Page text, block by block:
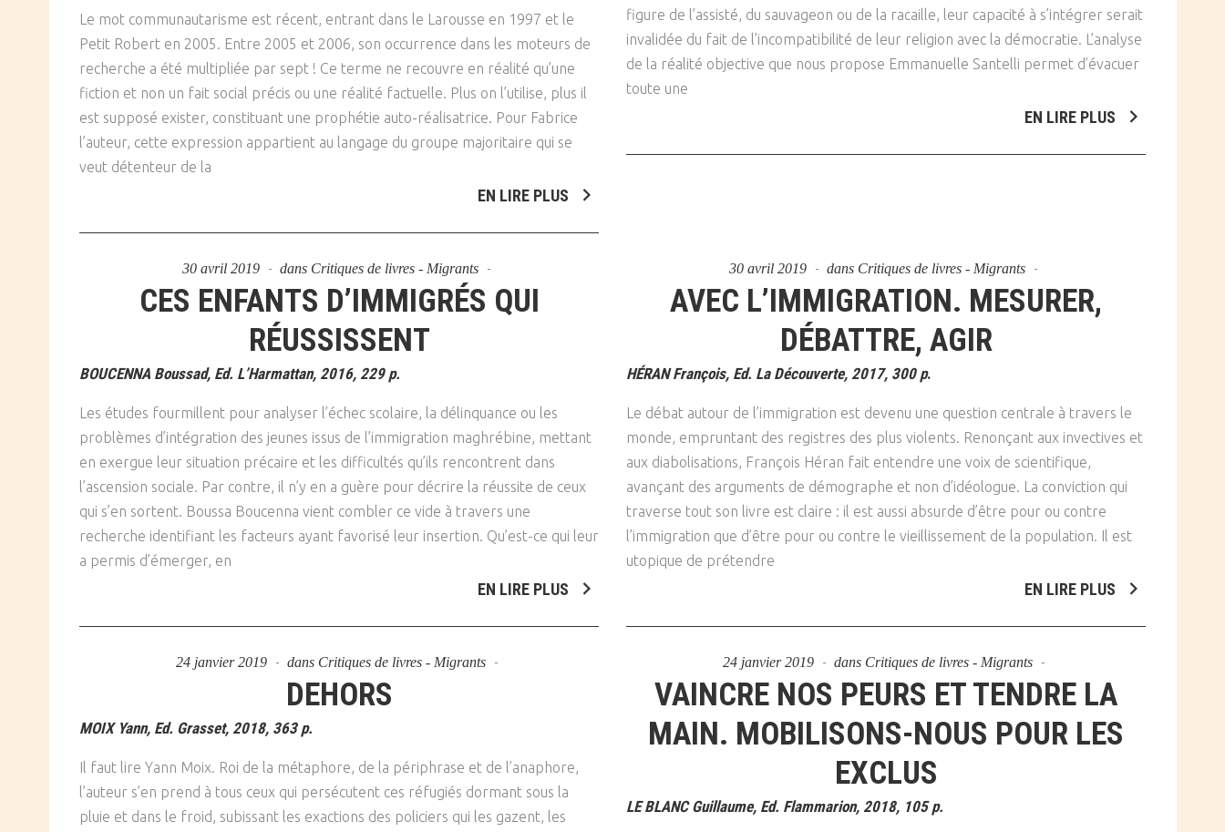
Le mot communautarisme est récent, entrant dans le Larousse en 1997 et le
Petit Robert en 2005. Entre 2005 et 2006, son occurrence dans les moteurs de
recherche a été multipliée par sept ! Ce terme ne recouvre en réalité qu’une
fiction et non un fait social précis ou une réalité factuelle. Plus on l’utilise, plus il
est supposé exister, constituant une prophétie auto-réalisatrice. Pour Fabrice
l’auteur, cette expression appartient au langage du groupe majoritaire qui se
veut détenteur de la
EN LIRE PLUS
figure de l’assisté, du sauvageon ou de la racaille, leur capacité à s’intégrer serait
invalidée du fait de l’incompatibilité de leur religion avec la démocratie. L’analyse
de la réalité objective que nous propose Emmanuelle Santelli permet d’évacuer
toute une
EN LIRE PLUS
30 avril 2019 dans Critiques de livres - Migrants
CES ENFANTS D’IMMIGRÉS QUI
RÉUSSISSENT
BOUCENNA Boussad, Ed. L’Harmattan, 2016, 229 p.
Les études fourmillent pour analyser l’échec scolaire, la délinquance ou les
problèmes d’intégration des jeunes issus de l’immigration maghrébine, mettant
en exergue leur situation précaire et les difficultés qu’ils rencontrent dans
l’ascension sociale. Par contre, il n’y en a guère pour décrire la réussite de ceux
qui s’en sortent. Boussa Boucenna vient combler ce vide à travers une
recherche identifiant les facteurs ayant favorisé leur insertion. Qu’est-ce qui leur
a permis d’émerger, en
EN LIRE PLUS
30 avril 2019 dans Critiques de livres - Migrants
AVEC L’IMMIGRATION. MESURER,
DÉBATTRE, AGIR
HÉRAN François, Ed. La Découverte, 2017, 300 p.
Le débat autour de l’immigration est devenu une question centrale à travers le
monde, empruntant des registres des plus violents. Renonçant aux invectives et
aux diabolisations, François Héran fait entendre une voix de scientifique,
avançant des arguments de démographe et non d’idéologue. La conviction qui
traverse tout son livre est claire : il est aussi absurde d’être pour ou contre
l’immigration que d’être pour ou contre le vieillissement de la population. Il est
utopique de prétendre
EN LIRE PLUS
24 janvier 2019 dans Critiques de livres - Migrants
DEHORS
MOIX Yann, Ed. Grasset, 2018, 363 p.
Il faut lire Yann Moix. Roi de la métaphore, de la périphrase et de l’anaphore,
l’auteur s’en prend à tous ceux qui persécutent ces réfugiés dormant sous la
pluie et dans le froid, subissant les exactions des policiers qui les gazent, les
24 janvier 2019 dans Critiques de livres - Migrants
VAINCRE NOS PEURS ET TENDRE LA
MAIN. MOBILISONS-NOUS POUR LES
EXCLUS
LE BLANC Guillaume, Ed. Flammarion, 2018, 105 p.